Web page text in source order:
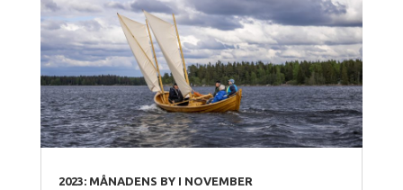
2023: MÅNADENS BY I NOVEMBER